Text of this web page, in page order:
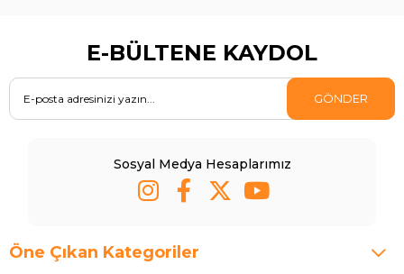
E-BÜLTENE KAYDOL
GÖNDER
Sosyal Medya Hesaplarımız
Öne Çıkan Kategoriler